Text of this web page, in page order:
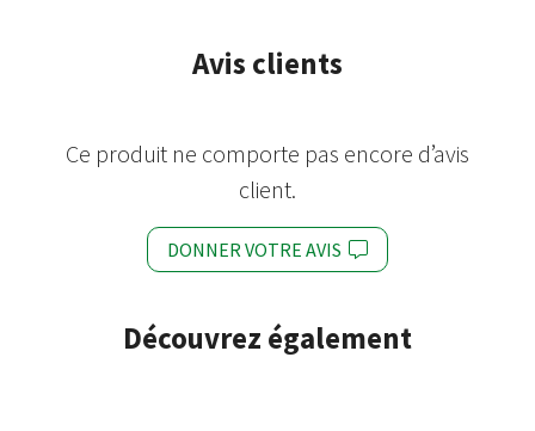
Avis clients
Ce produit ne comporte pas encore d’avis
client.
DONNER VOTRE AVIS
Découvrez également